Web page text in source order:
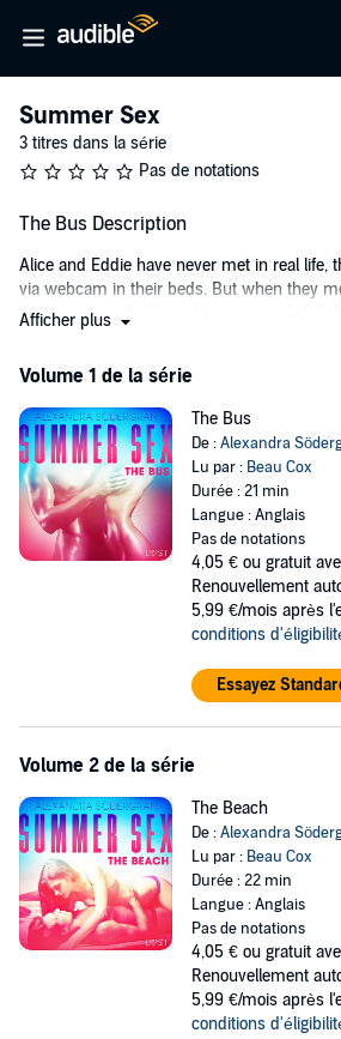
Summer Sex
3 titres dans la série
Pas de notations
The Bus Description
Alice and Eddie have never met in real life,
via webcam in their beds. But when they
day on a crowded bus, things immediately
the tense atmosphere, and their forbidden
a journey they won't soon forget.
Summer Sex is a collection of three short
first part.
Alexandra Södergran is an anonymous
short stories. Her stories often deal with
innovative ways. She has written more than
Explicit Language Warning: you must be
©2020 Lindhardt og Ringhof. Translated by
Afficher plus
Volume 1 de la série
The Bus
De :Alexandra
Lu par : Beau Cox
Durée : 21 min
Langue : Anglais
Pas de notations
4,05 € ou gratuit
Renouvellement
5,99 €/mois après
conditions
Essayez
Volume 2 de la série
The Beach
De :Alexandra
Lu par : Beau Cox
Durée : 22 min
Langue : Anglais
Pas de notations
4,05 € ou gratuit
Renouvellement
5,99 €/mois après
conditions